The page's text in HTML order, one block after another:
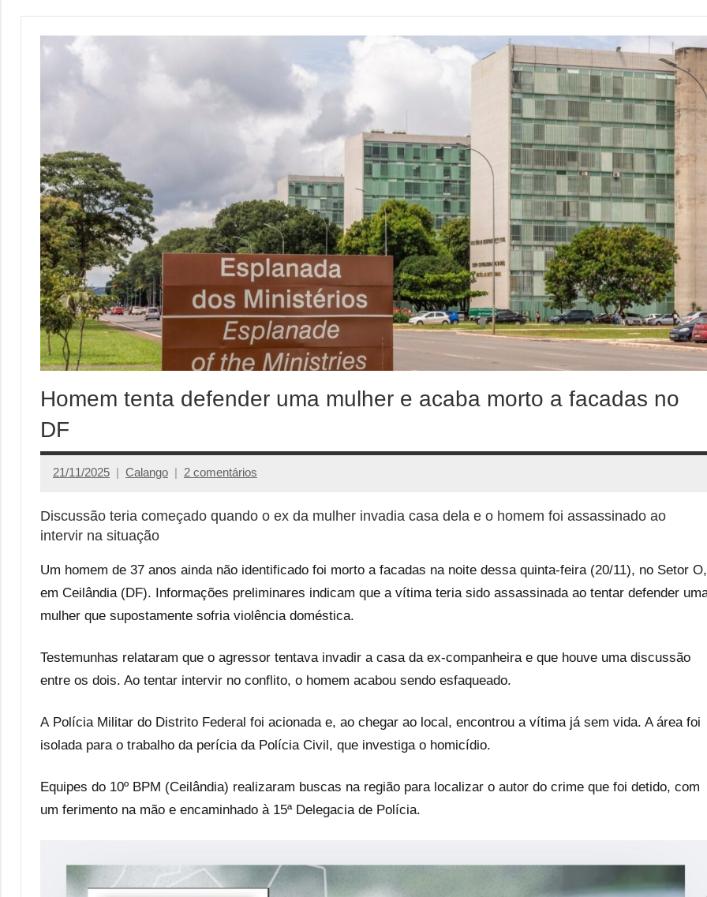
Homem tenta defender uma mulher e acaba morto a facadas no
DF
21/11/2025 Calango 2 comentários
Discussão teria começado quando o ex da mulher invadia casa dela e o homem foi assassinado ao
intervir na situação
Um homem de 37 anos ainda não identificado foi morto a facadas na noite dessa quinta-feira (20/11), no Setor O,
em Ceilândia (DF). Informações preliminares indicam que a vítima teria sido assassinada ao tentar defender
mulher que supostamente sofria violência doméstica.
Testemunhas relataram que o agressor tentava invadir a casa da ex-companheira e que houve uma discussão
entre os dois. Ao tentar intervir no conflito, o homem acabou sendo esfaqueado.
A Polícia Militar do Distrito Federal foi acionada e, ao chegar ao local, encontrou a vítima já sem vida. A área foi
isolada para o trabalho da perícia da Polícia Civil, que investiga o homicídio.
Equipes do 10º BPM (Ceilândia) realizaram buscas na região para localizar o autor do crime que foi detido, com
um ferimento na mão e encaminhado à 15ª Delegacia de Polícia.